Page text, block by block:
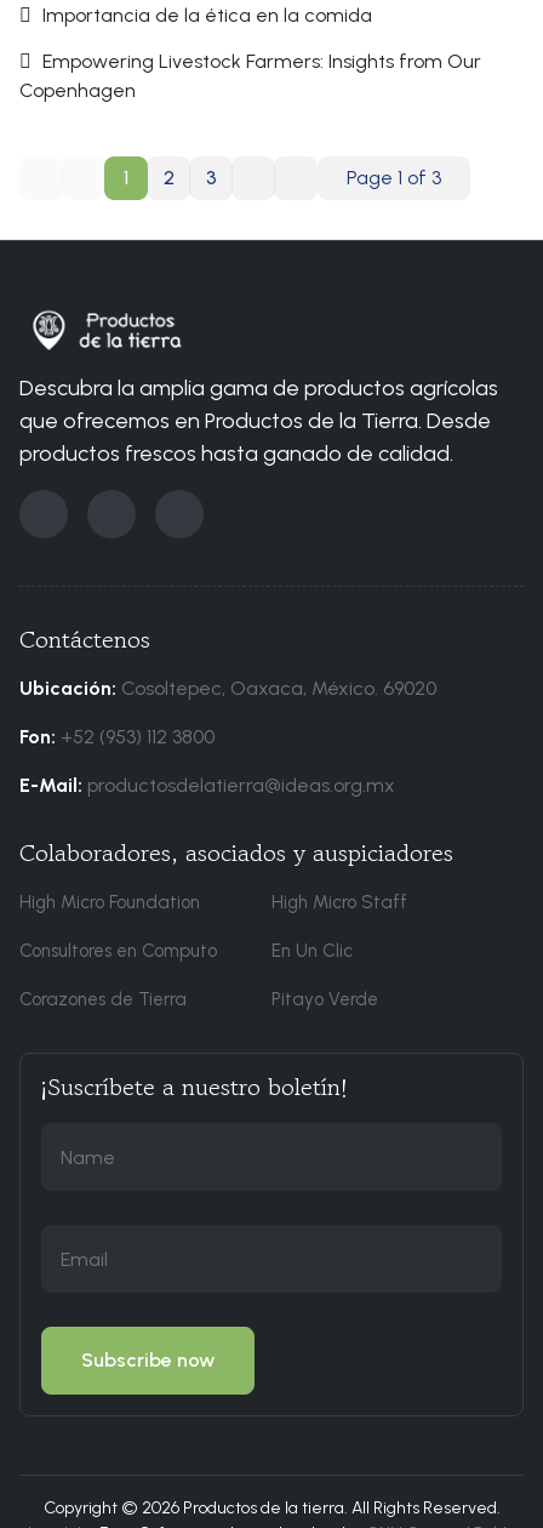
Importancia de la ética en la comida
Empowering Livestock Farmers: Insights from Our
Copenhagen
Page 1 of 3
1 2 3
Descubra la amplia gama de productos agrícolas
que ofrecemos en Productos de la Tierra. Desde
productos frescos hasta ganado de calidad.
Contáctenos
Ubicación: Cosoltepec, Oaxaca, México. 69020
Fon: +52 (953) 112 3800
E-Mail: productosdelatierra@ideas.org.mx
Colaboradores, asociados y auspiciadores
High Micro Foundation High Micro Staff
Consultores en Computo En Un Clic
Corazones de Tierra Pitayo Verde
¡Suscríbete a nuestro boletín!
Copyright © 2026 Productos de la tierra. All Rights Reserved.